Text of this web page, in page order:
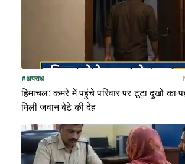
#अपराध
हिमाचल: कमरे में पहुंचे परिवार पर टूटा दुखों का
मिली जवान बेटे की देह